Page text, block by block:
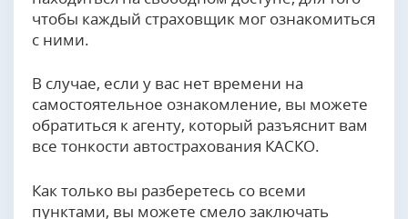
чтобы каждый страховщик мог ознакомиться
с ними.
В случае, если у вас нет времени на
самостоятельное ознакомление, вы можете
обратиться к агенту, который разъяснит вам
все тонкости автострахования КАСКО.
Как только вы разберетесь со всеми
пунктами, вы можете смело заключать